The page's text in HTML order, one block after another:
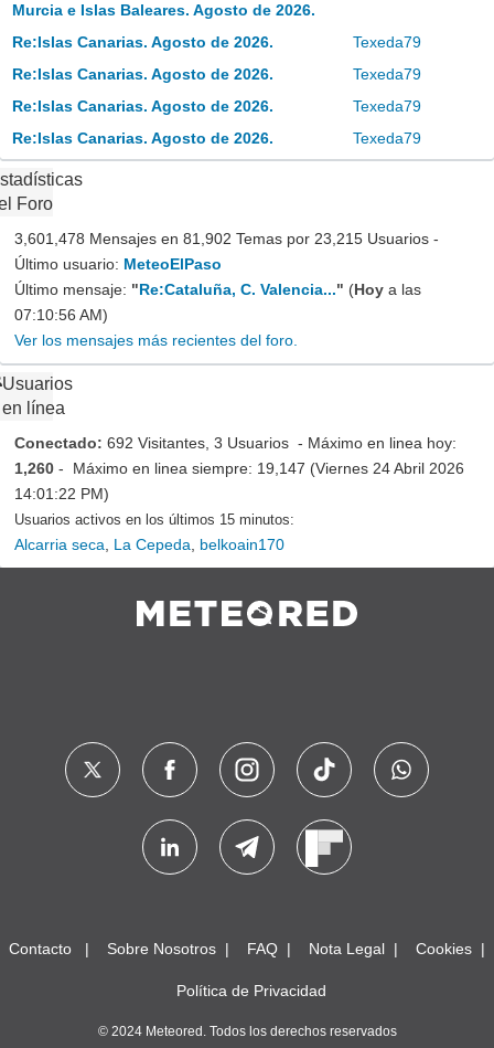
Murcia e Islas Baleares. Agosto de 2026.
Re:Islas Canarias. Agosto de 2026.
Texeda79
Re:Islas Canarias. Agosto de 2026.
Texeda79
Re:Islas Canarias. Agosto de 2026.
Texeda79
Re:Islas Canarias. Agosto de 2026.
Texeda79
Foro
3,601,478 Mensajes en 81,902 Temas por 23,215 Usuarios -
Último usuario: MeteoElPaso
Último mensaje: "Re:Cataluña, C. Valencia..." (Hoy a las
07:10:56 AM)
Ver los mensajes más recientes del foro.
Usuarios
en línea
Conectado: 692 Visitantes, 3 Usuarios - Máximo en linea hoy:
1,260 - Máximo en linea siempre: 19,147 (Viernes 24 Abril 2026
14:01:22 PM)
Usuarios activos en los últimos 15 minutos:
Alcarria seca La Cepeda belkoain170
Contacto Sobre Nosotros FAQ Nota Legal Cookies
Política de Privacidad
© 2024 Meteored. Todos los derechos reservados